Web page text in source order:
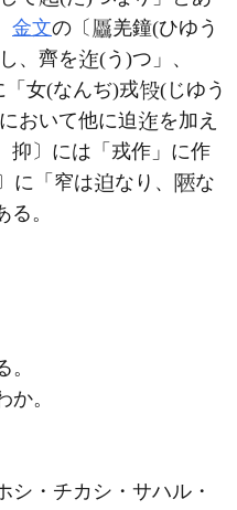
金文の〔
羌鐘(ひゆう
、齊を
(う)つ」、
「女(なんぢ)戎
(じゆう
において他に迫
を加え
抑〕には「戎作」に作
〕に「窄は なり、
な
。
。
・チカシ・サハル・